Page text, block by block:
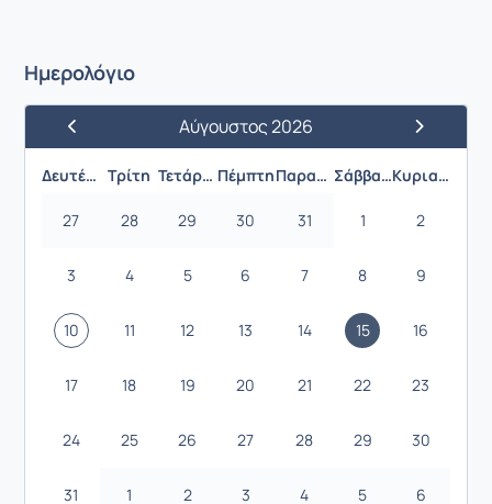
Ημερολόγιο
Προηγούμενος ΜήναςΑύγουστος 2026
Επόμενος
Δευτέρα Τρίτη Τετάρτη Πέμπτη Παρασκευή Σάββατο Κυριακή
27 28 29 30 31 1 2
3 4 5 6 7 8 9
10 11 12 13 14 15 16
17 18 19 20 21 22 23
24 25 26 27 28 29 30
31 1 2 3 4 5 6